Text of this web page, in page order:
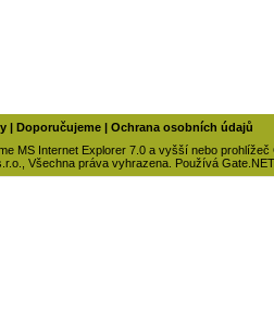
Doporučujeme
Ochrana osobních údajů
MS Internet Explorer 7.0 a vyšší nebo prohlížeč
Všechna práva vyhrazena. Používá